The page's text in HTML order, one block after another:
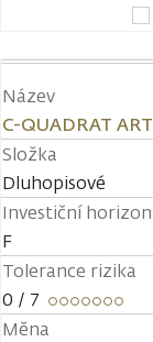
Název
C-QUADRAT
Složka
Dluhopisové
Investiční
F
Tolerance rizika
0 / 7
Měna